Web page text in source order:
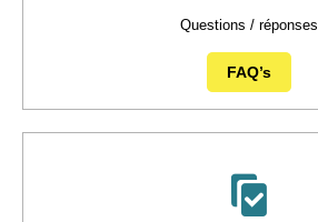
Questions / réponses
FAQ’s